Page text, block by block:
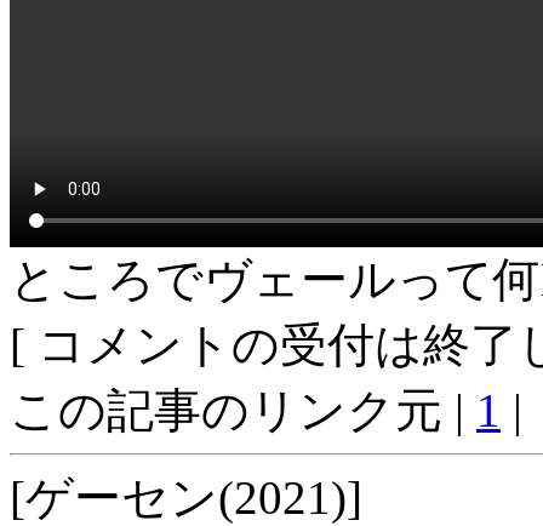
ところでヴェールって
[ コメントの受付は終了
この記事のリンク元 | 1 |
[ゲーセン(2021)]